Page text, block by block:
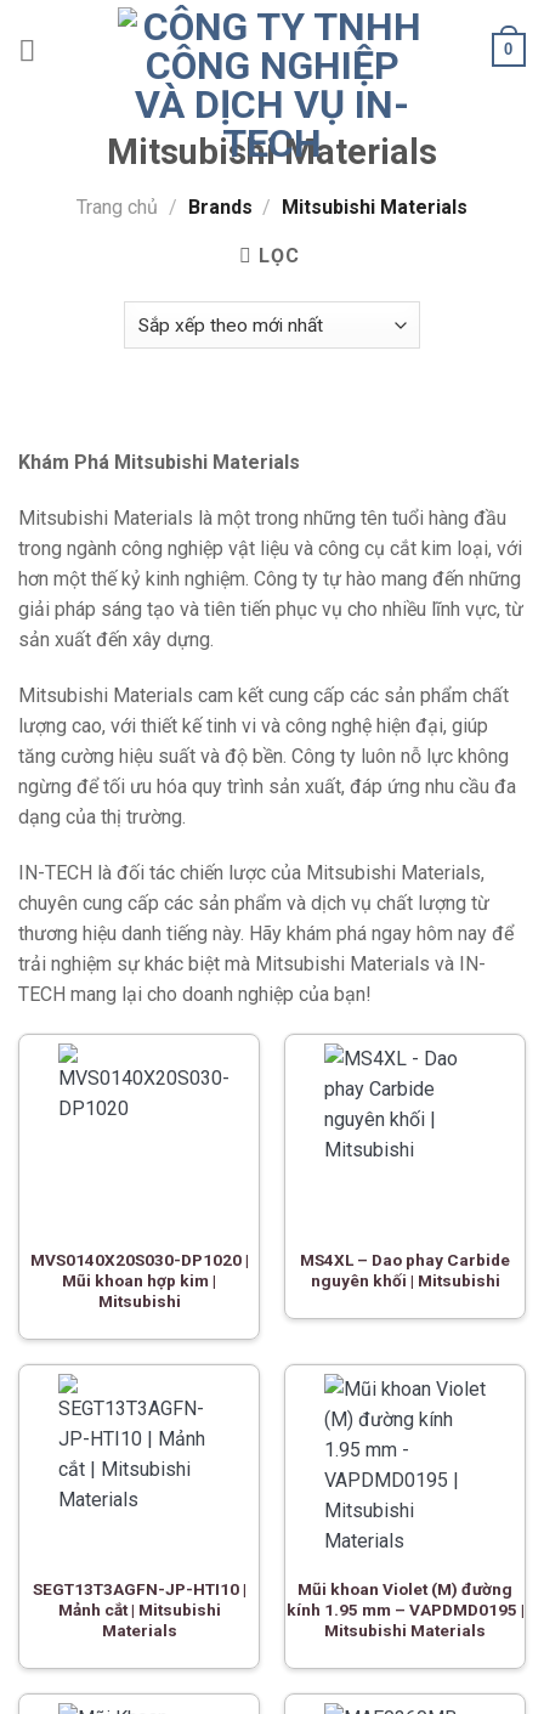
0
Mitsubishi Materials
Trang chủ / Brands / Mitsubishi Materials
LỌC
Khám Phá Mitsubishi Materials
Mitsubishi Materials là một trong những tên tuổi hàng đầu
trong ngành công nghiệp vật liệu và công cụ cắt kim loại, với
hơn một thế kỷ kinh nghiệm. Công ty tự hào mang đến những
giải pháp sáng tạo và tiên tiến phục vụ cho nhiều lĩnh vực, từ
sản xuất đến xây dựng.
Mitsubishi Materials cam kết cung cấp các sản phẩm chất
lượng cao, với thiết kế tinh vi và công nghệ hiện đại, giúp
tăng cường hiệu suất và độ bền. Công ty luôn nỗ lực không
ngừng để tối ưu hóa quy trình sản xuất, đáp ứng nhu cầu đa
dạng của thị trường.
IN-TECH là đối tác chiến lược của Mitsubishi Materials,
chuyên cung cấp các sản phẩm và dịch vụ chất lượng từ
thương hiệu danh tiếng này. Hãy khám phá ngay hôm nay để
trải nghiệm sự khác biệt mà Mitsubishi Materials và IN-
TECH mang lại cho doanh nghiệp của bạn!
MVS0140X20S030-DP1020 |
Mũi khoan hợp kim |
Mitsubishi
MS4XL – Dao phay Carbide
nguyên khối | Mitsubishi
SEGT13T3AGFN-JP-HTI10 |
Mảnh cắt | Mitsubishi
Materials
Mũi khoan Violet (M) đường
kính 1.95 mm – VAPDMD0195 |
Mitsubishi Materials